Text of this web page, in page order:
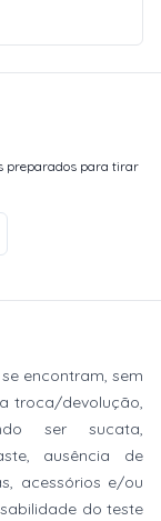
preparados para tirar
encontram, sem
troca/devolução,
ser sucata,
ausência de
acessórios e/ou
do teste